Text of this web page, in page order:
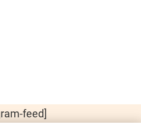
feed]